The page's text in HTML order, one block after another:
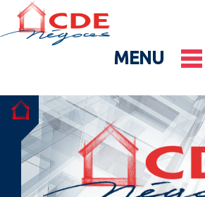
MENU
Le groupe
Nos entités